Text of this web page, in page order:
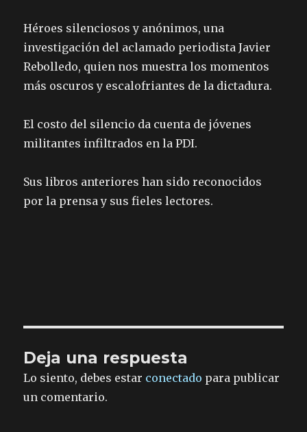
Héroes silenciosos y anónimos, una
investigación del aclamado periodista Javier
Rebolledo, quien nos muestra los momentos
más oscuros y escalofriantes de la dictadura.
El costo del silencio da cuenta de jóvenes
militantes infiltrados en la PDI.
Sus libros anteriores han sido reconocidos
por la prensa y sus fieles lectores.
Deja una respuesta
Lo siento, debes estar conectado para publicar
un comentario.